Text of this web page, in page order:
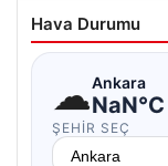
Hava Durumu
☁Ankara
NaN°C
ŞEHIR SEÇ